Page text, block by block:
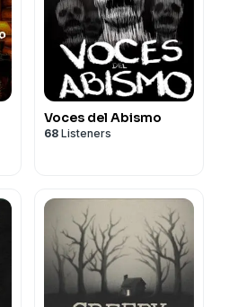
Voces del Abismo
68 Listeners